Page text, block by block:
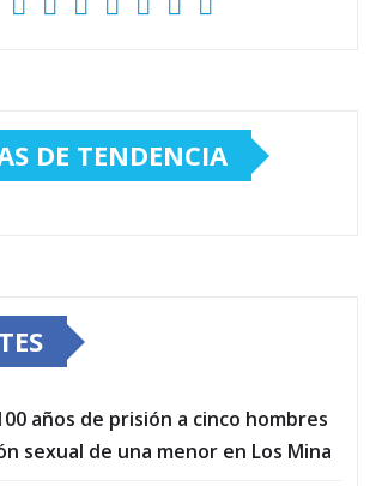
DE TENDENCIA
años de prisión a cinco hombres
sexual de una menor en Los Mina